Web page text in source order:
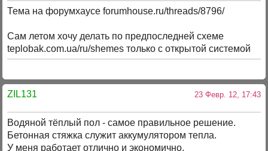
Тема на форумхаусе forumhouse.ru/threads/8796/
Сам летом хочу делать по предпоследней схеме
teplobak.com.ua/ru/shemes только с открытой системой
ZIL131 23 Февр. 12, 17:43
Водяной тёплый пол - самое правильное решение.
Бетонная стяжка служит аккумулятором тепла.
У меня работает отлично и экономично.